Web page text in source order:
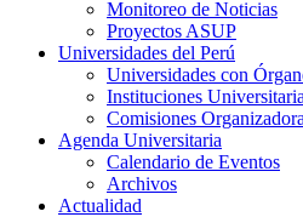
Monitoreo de Noticias
Proyectos ASUP
Universidades del Perú
Universidades con
Instituciones
Comisiones
Agenda Universitaria
Calendario de Eventos
Archivos
Actualidad